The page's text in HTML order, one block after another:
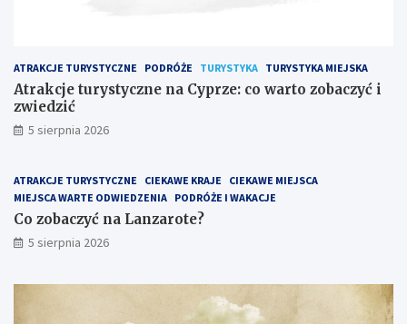
ATRAKCJE TURYSTYCZNE PODRÓŻE TURYSTYKA TURYSTYKA MIEJSKA
Atrakcje turystyczne na Cyprze: co warto zobaczyć i
zwiedzić
5 sierpnia 2026
ATRAKCJE TURYSTYCZNE CIEKAWE KRAJE
CIEKAWE MIEJSCA
MIEJSCA WARTE ODWIEDZENIA PODRÓŻE I WAKACJE
Co zobaczyć na Lanzarote?
5 sierpnia 2026